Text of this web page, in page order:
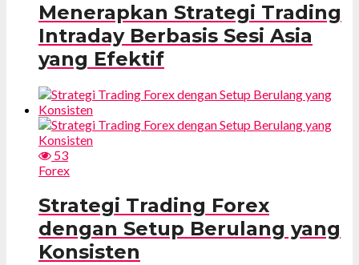
Menerapkan Strategi Trading
Intraday Berbasis Sesi Asia
yang Efektif
53
Forex
Strategi Trading Forex
dengan Setup Berulang yang
Konsisten